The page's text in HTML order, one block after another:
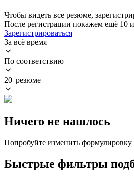
Чтобы видеть все резюме,
После регистрации покажем ещё 10
Зарегистрироваться
За всё время
По соответствию
20 резюме
Ничего не нашлось
Попробуйте изменить
Быстрые фильтры